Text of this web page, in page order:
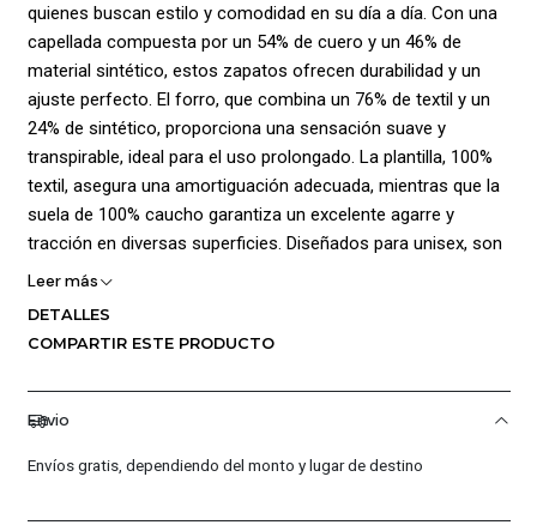
quienes buscan estilo y comodidad en su día a día. Con una
capellada compuesta por un 54% de cuero y un 46% de
material sintético, estos zapatos ofrecen durabilidad y un
ajuste perfecto. El forro, que combina un 76% de textil y un
24% de sintético, proporciona una sensación suave y
transpirable, ideal para el uso prolongado. La plantilla, 100%
textil, asegura una amortiguación adecuada, mientras que la
suela de 100% caucho garantiza un excelente agarre y
tracción en diversas superficies. Diseñados para unisex, son
versátiles y modernos.
¡Ventajas de Comprar en Pacific Sport Colombia!:
Distribuidores Autorizados.
Confianza Total.
Servicio al Cliente Premium.
Leer más
DETALLES
COMPARTIR ESTE PRODUCTO
Envio
Envíos gratis, dependiendo del monto y lugar de destino